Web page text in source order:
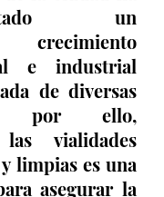
un
crecimiento
e industrial
de diversas
por ello,
vialidades
limpias es una
asegurar la